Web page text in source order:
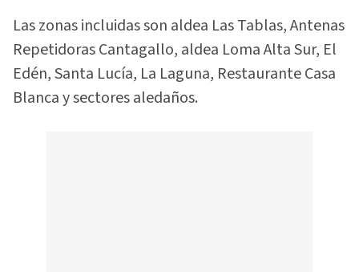
Las zonas incluidas son aldea Las Tablas, Antenas
Repetidoras Cantagallo, aldea Loma Alta Sur, El
Edén, Santa Lucía, La Laguna, Restaurante Casa
Blanca y sectores aledaños.